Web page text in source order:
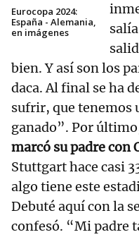
Eurocopa 2024:
España - Alemania,
en imágenes
bien. Y así son los
daca. Al final se ha
sufrir, que tenemos
ganado”. Por
marcó su padre con
Stuttgart hace casi
algo tiene este
Debuté aquí con la
confesó. “Mi padre